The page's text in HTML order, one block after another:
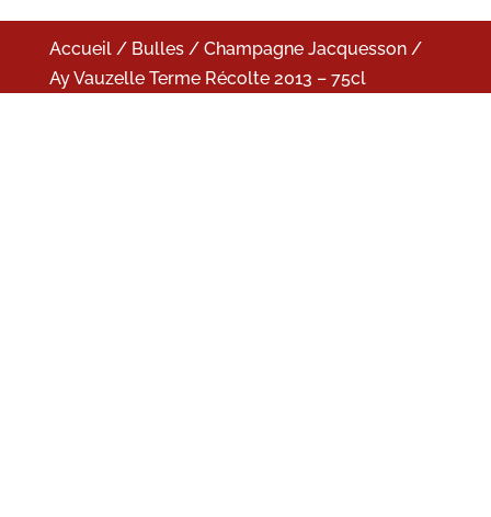
Accueil/ Bulles/ Champagne Jacquesson/
Ay Vauzelle Terme Récolte 2013 – 75cl